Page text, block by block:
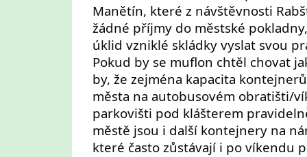
Manětín, které z návštěvnosti
žádné příjmy do městské
úklid vzniklé skládky vyslat svou
Pokud by se muflon chtěl chovat
by, že zejména kapacita
města na autobusovém obratišti/
parkovišti pod klášterem
městě jsou i další kontejnery na
které často zůstávají i po víkendu